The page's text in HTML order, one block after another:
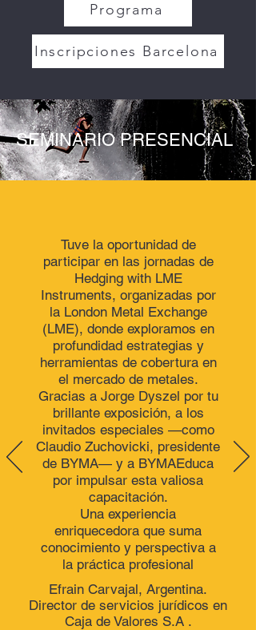
Programa
Inscripciones Barcelona
SEMINARIO PRESENCIAL
Tuve la oportunidad de
participar en las jornadas de
Hedging with LME
Instruments, organizadas por
la London Metal Exchange
(LME), donde exploramos en
profundidad estrategias y
herramientas de cobertura en
el mercado de metales.
Gracias a Jorge Dyszel por tu
brillante exposición, a los
invitados especiales —como
Claudio Zuchovicki, presidente
de BYMA— y a BYMAEduca
por impulsar esta valiosa
capacitación.
Una experiencia
enriquecedora que suma
conocimiento y perspectiva a
la práctica profesional
Efrain Carvajal, Argentina.
Director de servicios jurídicos en
Caja de Valores S.A .